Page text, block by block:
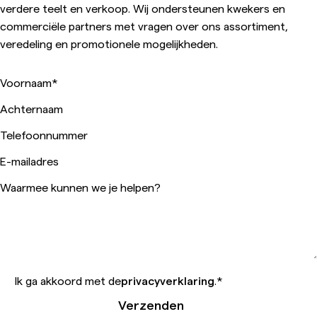
verdere teelt en verkoop. Wij ondersteunen kwekers en
commerciële partners met vragen over ons assortiment,
veredeling en promotionele mogelijkheden.
Voornaam*
Achternaam
Telefoonnummer
E-mailadres
Waarmee kunnen we je helpen?
Ik ga akkoord met deprivacyverklaring.*
Verzenden